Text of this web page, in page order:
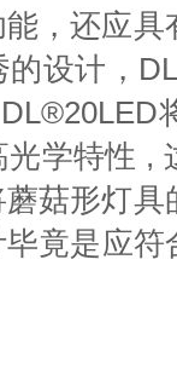
，还应具
设计，
学特性 ,
菇形灯具
竟是应符